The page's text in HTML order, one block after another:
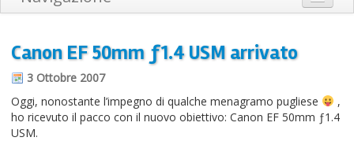
Informazioni sul blog
Varie
Canon EF 50mm ƒ1.4 USM arrivato
3 Ottobre 2007
Oggi, nonostante l’impegno di qualche menagramo pugliese
,
ho ricevuto il pacco con il nuovo obiettivo: Canon EF 50mm ƒ1.4
USM.